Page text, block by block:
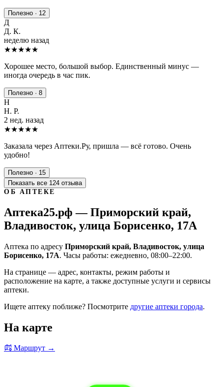
Полезно · 12
Д
Д. К.
неделю назад
★★★★★
Хорошее место, большой выбор. Единственный минус —
иногда очередь в час пик.
Полезно · 8
Н
Н. Р.
2 нед. назад
★★★★★
Заказала через Аптеки.Ру, пришла — всё готово. Очень
удобно!
Полезно · 15
Показать все 124 отзыва
ОБ АПТЕКЕ
Аптека25.рф — Приморский край,
Владивосток, улица Борисенко, 17А
Аптека по адресу Приморский край, Владивосток, улица
Борисенко, 17А. Часы работы: ежедневно, 08:00–22:00.
На странице — адрес, контакты, режим работы и
расположение на карте, а также доступные услуги и сервисы
аптеки.
Ищете аптеку поближе? Посмотрите другие аптеки города.
На карте
Маршрут →